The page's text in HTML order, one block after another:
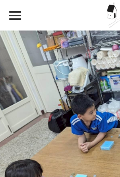
首頁
關於沛恩
捐款責信
點滴紀錄
商品